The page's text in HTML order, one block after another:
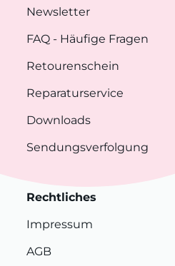
Newsletter
FAQ - Häufige Fragen
Retourenschein
Reparaturservice
Downloads
Sendungsverfolgung
Rechtliches
Impressum
AGB